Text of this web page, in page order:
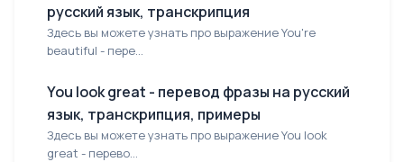
русский язык, транскрипция
Здесь вы можете узнать про выражение You're
beautiful - пере...
You look great - перевод фразы на русский
язык, транскрипция, примеры
Здесь вы можете узнать про выражение You look
great - перево...